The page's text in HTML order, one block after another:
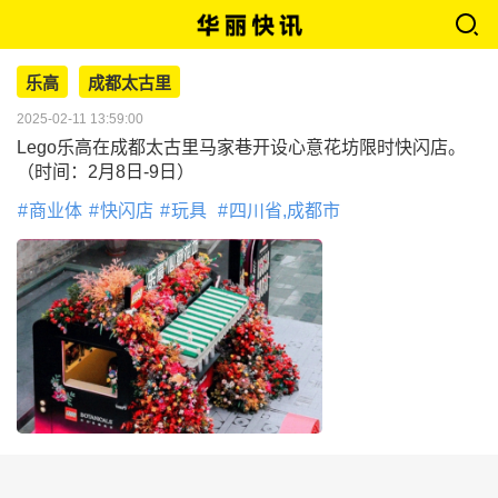
乐高 成都太古里
2025-02-11 13:59:00
Lego乐高在成都太古里马家巷开设心意花坊限时快闪店。
（时间：2月8日-9日）
商业体 快闪店 玩具 四川省,成都市